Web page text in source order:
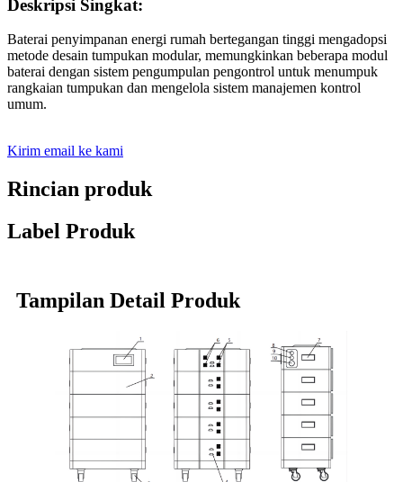
Deskripsi Singkat:
Baterai penyimpanan energi rumah bertegangan tinggi mengadopsi
metode desain tumpukan modular, memungkinkan beberapa modul
baterai dengan sistem pengumpulan pengontrol untuk menumpuk
rangkaian tumpukan dan mengelola sistem manajemen kontrol
umum.
Kirim email ke kami
Rincian produk
Label Produk
Tampilan Detail Produk